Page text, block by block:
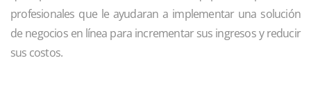
profesionales que le ayudaran a implementar una solución
de negocios en línea para incrementar sus ingresos y reducir
sus costos.